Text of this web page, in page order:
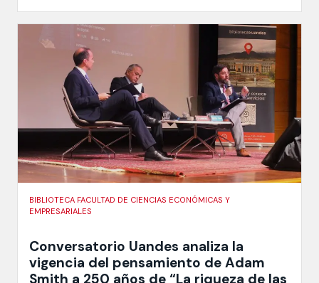
BIBLIOTECA FACULTAD DE CIENCIAS ECONÓMICAS Y
EMPRESARIALES
Conversatorio Uandes analiza la
vigencia del pensamiento de Adam
Smith a 250 años de “La riqueza de las